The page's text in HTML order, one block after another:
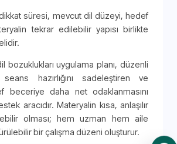
süresi, mevcut dil düzeyi, hedef
tekrar edilebilir yapısı birlikte
bozuklukları uygulama planı, düzenli
seans hazırlığını sadeleştiren ve
beceriye daha net odaklanmasını
aracıdır. Materyalin kısa, anlaşılır
olması; hem uzman hem aile
bir çalışma düzeni oluşturur.